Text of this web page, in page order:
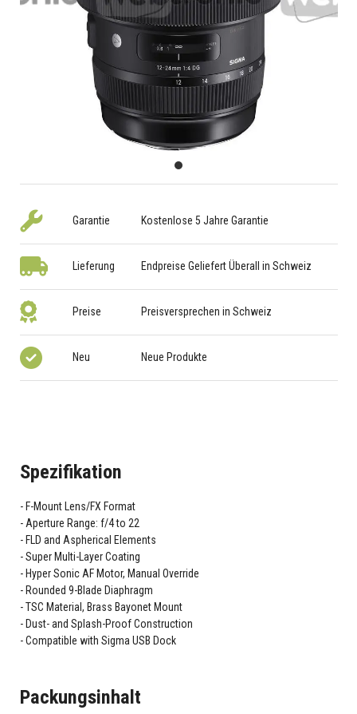
Garantie Kostenlose 5 Jahre Garantie
Lieferung Endpreise Geliefert Überall in Schweiz
Preise Preisversprechen in Schweiz
Neu Neue Produkte
Spezifikation
F-Mount Lens/FX Format
Aperture Range: f/4 to 22
FLD and Aspherical Elements
Super Multi-Layer Coating
Hyper Sonic AF Motor, Manual Override
Rounded 9-Blade Diaphragm
TSC Material, Brass Bayonet Mount
Dust- and Splash-Proof Construction
Compatible with Sigma USB Dock
Packungsinhalt